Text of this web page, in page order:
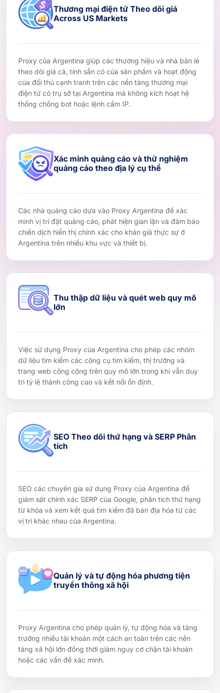
Thương mại điện tử Theo dõi giá
Across US Markets
Proxy của Argentina giúp các thương hiệu và nhà bán lẻ
theo dõi giá cả, tính sẵn có của sản phẩm và hoạt động
của đối thủ cạnh tranh trên các nền tảng thương mại
điện tử có trụ sở tại Argentina mà không kích hoạt hệ
thống chống bot hoặc lệnh cấm IP.
Xác minh quảng cáo và thử nghiệm
quảng cáo theo địa lý cụ thể
Các nhà quảng cáo dựa vào Proxy Argentina để xác
minh vị trí đặt quảng cáo, phát hiện gian lận và đảm bảo
chiến dịch hiển thị chính xác cho khán giả thực sự ở
Argentina trên nhiều khu vực và thiết bị.
Thu thập dữ liệu và quét web quy mô
lớn
Việc sử dụng Proxy của Argentina cho phép các nhóm
dữ liệu tìm kiếm các công cụ tìm kiếm, thị trường và
trang web công cộng trên quy mô lớn trong khi vẫn duy
trì tỷ lệ thành công cao và kết nối ổn định.
SEO Theo dõi thứ hạng và SERP Phân
tích
SEO các chuyên gia sử dụng Proxy của Argentina để
giám sát chính xác SERP của Google, phân tích thứ hạng
từ khóa và xem kết quả tìm kiếm đã bản địa hóa từ các
vị trí khác nhau của Argentina.
Quản lý và tự động hóa phương tiện
truyền thông xã hội
Proxy Argentina cho phép quản lý, tự động hóa và tăng
trưởng nhiều tài khoản một cách an toàn trên các nền
tảng xã hội lớn đồng thời giảm nguy cơ chặn tài khoản
hoặc các vấn đề xác minh.